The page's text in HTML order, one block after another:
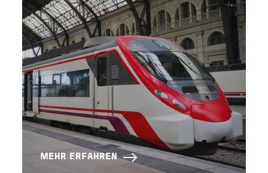
MEHR ERFAHREN